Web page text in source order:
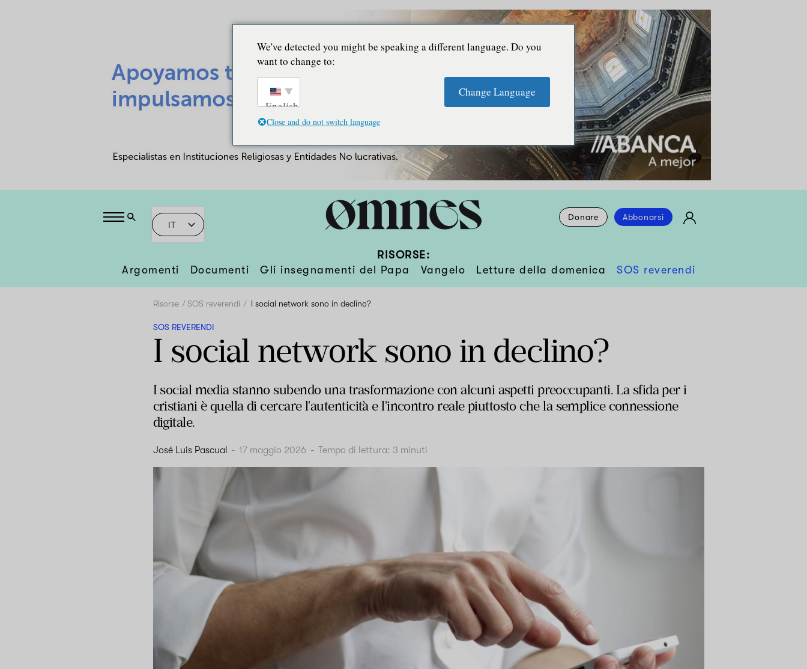
IT
Donare Abbonarsi
RISORSE:
Argomenti
Documenti Gli insegnamenti del Papa Vangelo Letture della domenica SOS reverendi
Risorse SOS reverendi I social network sono in declino?
SOS REVERENDI
I social network sono in declino?
I social media stanno subendo una trasformazione con alcuni aspetti preoccupanti. La sfida per i
cristiani è quella di cercare l'autenticità e l'incontro reale piuttosto che la semplice connessione
digitale.
José Luis Pascual - 17 maggio 2026 - Tempo di lettura: 3 minuti
We've detected you might be speaking a different language. Do you
want to change to:
English
Change Language
Close and do not switch language